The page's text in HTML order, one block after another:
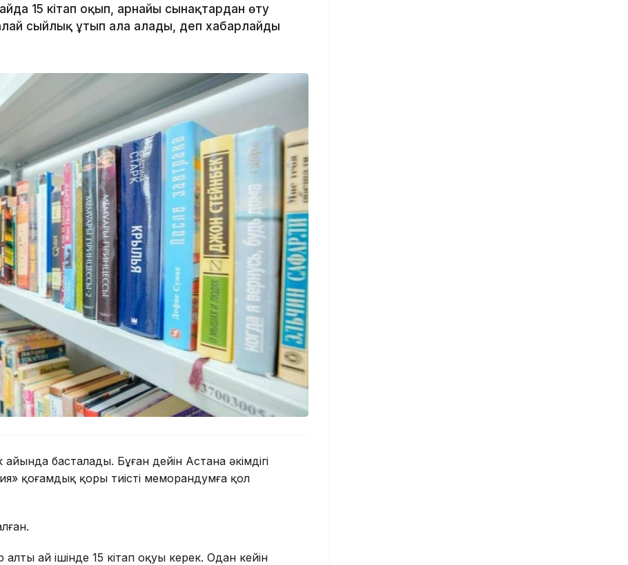
15 кітап оқып, арнайы сынақтардан өту
сыйлық ұтып ала алады, деп хабарлайды
басталады. Бұған дейін Астана әкімдігі
қоғамдық қоры тиісті меморандумға қол
ай ішінде 15 кітап оқуы керек. Одан кейін